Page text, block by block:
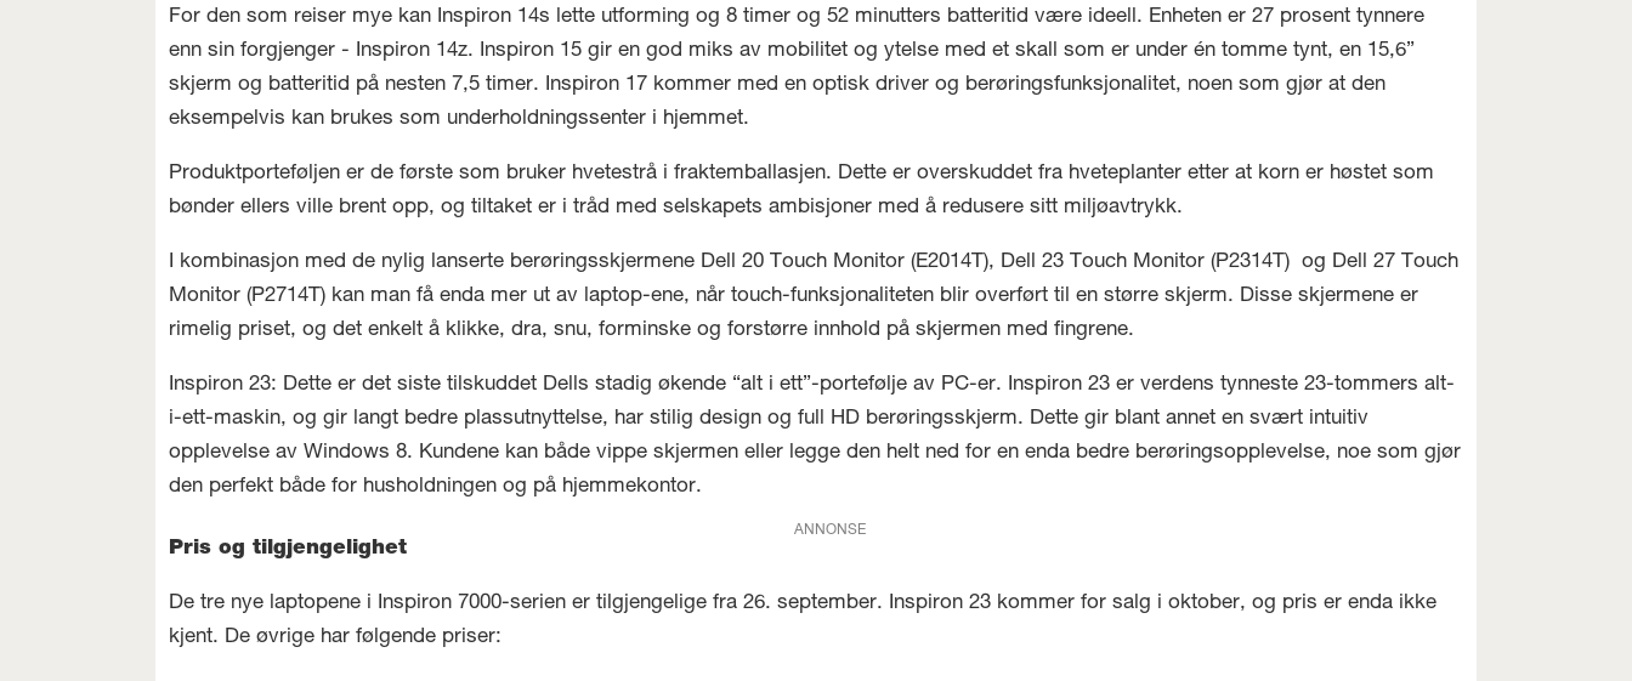
For den som reiser mye kan Inspiron 14s lette utforming og 8 timer og 52 minutters batteritid være ideell. Enheten er 27 prosent tynnere
enn sin forgjenger - Inspiron 14z. Inspiron 15 gir en god miks av mobilitet og ytelse med et skall som er under én tomme tynt, en 15,6”
skjerm og batteritid på nesten 7,5 timer. Inspiron 17 kommer med en optisk driver og berøringsfunksjonalitet, noen som gjør at den
eksempelvis kan brukes som underholdningssenter i hjemmet.
Produktporteføljen er de første som bruker hvetestrå i fraktemballasjen. Dette er overskuddet fra hveteplanter etter at korn er høstet som
bønder ellers ville brent opp, og tiltaket er i tråd med selskapets ambisjoner med å redusere sitt miljøavtrykk.
I kombinasjon med de nylig lanserte berøringsskjermene Dell 20 Touch Monitor (E2014T), Dell 23 Touch Monitor (P2314T) og Dell 27 Touch
Monitor (P2714T) kan man få enda mer ut av laptop-ene, når touch-funksjonaliteten blir overført til en større skjerm. Disse skjermene er
rimelig priset, og det enkelt å klikke, dra, snu, forminske og forstørre innhold på skjermen med fingrene.
Inspiron 23: Dette er det siste tilskuddet Dells stadig økende “alt i ett”-portefølje av PC-er. Inspiron 23 er verdens tynneste 23-tommers alt-
i-ett-maskin, og gir langt bedre plassutnyttelse, har stilig design og full HD berøringsskjerm. Dette gir blant annet en svært intuitiv
opplevelse av Windows 8. Kundene kan både vippe skjermen eller legge den helt ned for en enda bedre berøringsopplevelse, noe som gjør
den perfekt både for husholdningen og på hjemmekontor.
ANNONSE
Pris og tilgjengelighet
De tre nye laptopene i Inspiron 7000-serien er tilgjengelige fra 26. september. Inspiron 23 kommer for salg i oktober, og pris er enda ikke
kjent. De øvrige har følgende priser: